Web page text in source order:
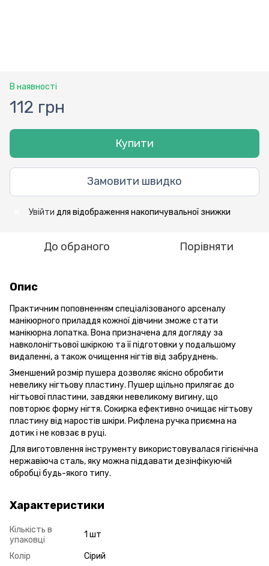
В наявності
112 грн
Купити
Замовити швидко
Увійти для відображення накопичувальної знижки
До обраного Порівняти
Опис
Практичним поповненням спеціалізованого арсеналу
манікюрного приладдя кожної дівчини зможе стати
манікюрна лопатка. Вона призначена для догляду за
навколонігтьової шкіркою та її підготовки у подальшому
видаленні, а також очищення нігтів від забруднень.
Зменшений розмір пушера дозволяє якісно обробити
невелику нігтьову пластину. Пушер щільно прилягає до
нігтьової пластини, завдяки невеликому вигину, що
повторює форму нігтя. Сокирка ефективно очищає нігтьову
пластину від наростів шкіри. Рифлена ручка приємна на
дотик і не ковзає в руці.
Для виготовлення інструменту використовувалася гігієнічна
нержавіюча сталь, яку можна піддавати дезінфікуючій
обробці будь-якого типу.
Характеристики
Кількість в
упаковці
1 шт
Колір
Сірий